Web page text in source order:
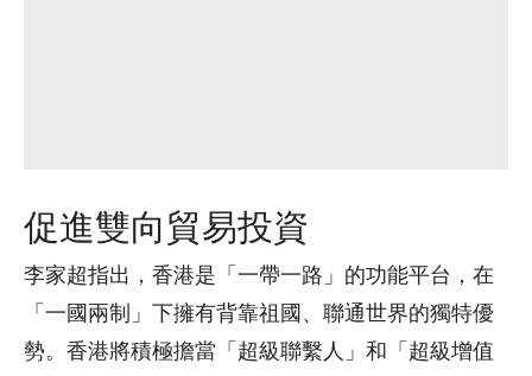
促進雙向貿易投資
李家超指出，香港是「一帶一路」的功能平台，在
「一國兩制」下擁有背靠祖國、聯通世界的獨特優
勢。香港將積極擔當「超級聯繫人」和「超級增值